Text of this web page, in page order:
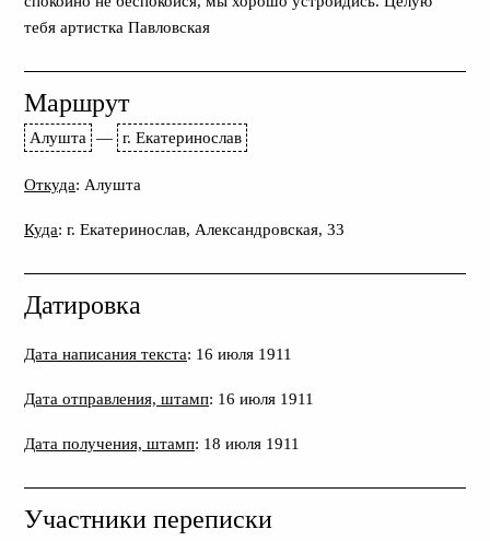
тебя артистка Павловская
Маршрут
Алушта — г. Екатеринослав
Откуда: Алушта
Куда: г. Екатеринослав, Александровская, 33
Датировка
Дата написания текста: 16 июля 1911
Дата отправления, штамп: 16 июля 1911
Дата получения, штамп: 18 июля 1911
Участники переписки